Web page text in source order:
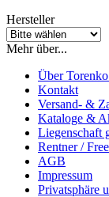
Hersteller
Mehr über...
Über
Kontakt
Versand- &
Kataloge &
Liegenschaft
Rentner /
AGB
Impressum
Privatsphäre